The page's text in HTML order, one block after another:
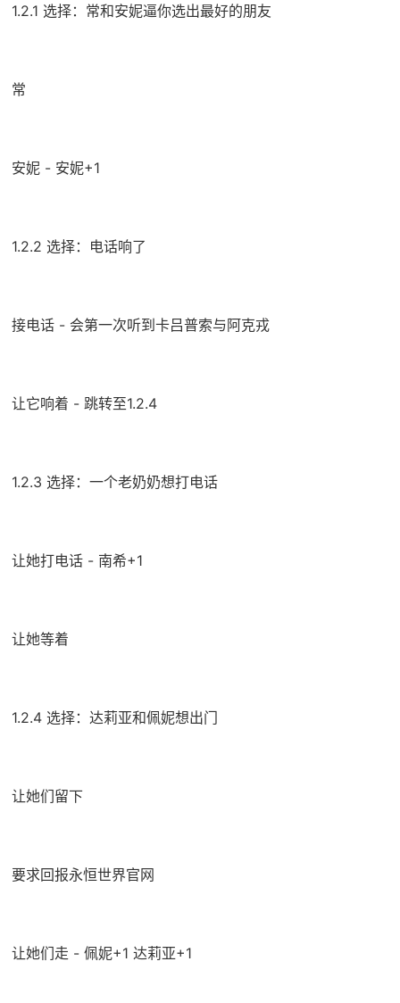
1.2.1 选择：常和安妮逼你选出最好的朋友
常
安妮 - 安妮+1
1.2.2 选择：电话响了
接电话 - 会第一次听到卡吕普索与阿克戎
让它响着 - 跳转至1.2.4
1.2.3 选择：一个老奶奶想打电话
让她打电话 - 南希+1
让她等着
1.2.4 选择：达莉亚和佩妮想出门
让她们留下
要求回报永恒世界官网
让她们走 - 佩妮+1 达莉亚+1